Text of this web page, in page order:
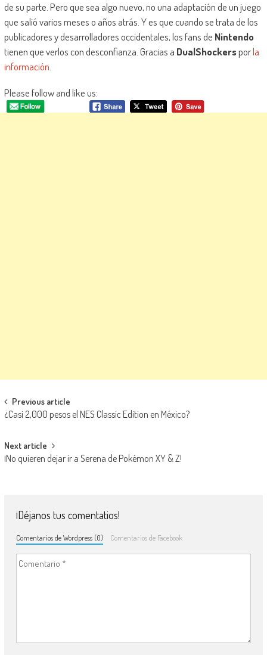
de su parte. Pero que sea algo nuevo, no una adaptación de un juego
que salió varios meses o años atrás. Y es que cuando se trata de los
publicadores y desarrolladores occidentales, los fans de Nintendo
tienen que verlos con desconfianza. Gracias a DualShockersporla
información
Please follow and like us:
Navegación de entradas
Previous article
¿Casi 2,000 pesos el NES Classic Edition en México?
Next article
¡No quieren dejar ir a Serena de Pokémon XY & Z!
¡Déjanos tus comentatios!
Comentarios de Wordpress (0) Comentarios de Facebook